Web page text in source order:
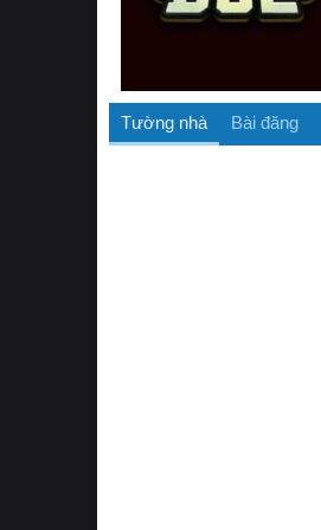
Tường nhà Bài đăng